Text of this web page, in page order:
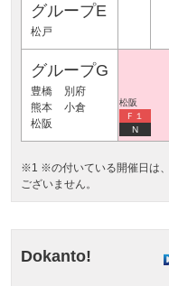
グループE
松戸
グループG
豊橋
別府
熊本
小倉
松阪
松阪
Ｆ１
N
※1 ※の付いている開催日は
ございません。
Dokanto!